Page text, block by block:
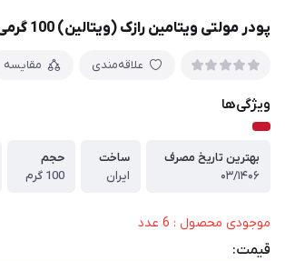
پودر مولتی ویتامین رازک (ویتالین) 100 گرمی محلول در آب
علاقه‌مندی مقایسه
ویژگی‌ها
بهترین تاریخ مصرف
۰۳/۱۴۰۶
ساخت
ایران
حجم
100 گرم
موجودی محصول : 6 عدد
قیمت: